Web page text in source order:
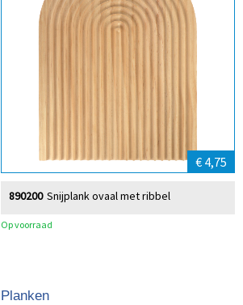
€ 4,75
Snijplank ovaal met ribbel
890200
Op voorraad
Planken